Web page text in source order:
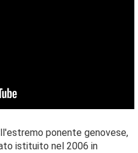
ponente genovese,
istituito nel 2006 in